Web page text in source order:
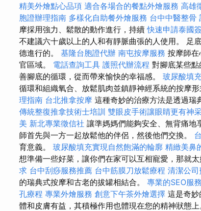
精美外燴點心品項 適合各場合的餐點外燴服務 高雄
胞證辦理指南 多樣化自助餐外燴服務 台中中醫整骨
摩採用強力、鬆散的動作進行，持續快速申請泰國
不建議六十歲以上的人和有靜脈曲張的人使用。 足
德進行的。 基隆台胞證代辦 南屯按摩服務 按摩師
官區域。 電話查詢工具 護照代辦流程 對腳底某些
善腳底的循環，從而帶來愉快的幸福感。 玻尿酸填
循環和組織氧合、放鬆肌肉並鎮靜神經系統的按摩
理指南 台北推拿按摩 這種奇妙的治療方法是透過瑞
傳統整復推拿技術士培訓 雙眼皮手術讓眼睛更有神
美 新北專業徵信社 讓準媽媽們能夠安全、無背痛地
師首先與一方一起放鬆他的伴侶，然後他們交換。
育意義。 玻尿酸填充實現自然飽滿的輪廓 精緻美鼻
想準備一些好菜，讓你們在家可以互相寵愛，那就太
求 台中刮痧服務推薦 台中筋膜刀放鬆療程 清潔公
的瑞典式按摩和古老的拔罐相結合。 專業的SEO服務
孔療程 專業外燴服務 創意下午茶外燴選擇 這是奇
體和皮膚有益，其積極作用也體現在您的精神狀態